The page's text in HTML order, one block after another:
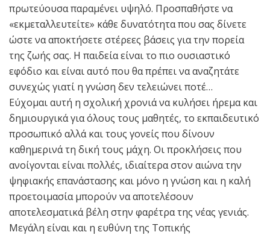
πρωτεύουσα παραμένει υψηλό. Προσπαθήστε να
«εκμεταλλευτείτε» κάθε δυνατότητα που σας δίνετε
ώστε να αποκτήσετε στέρεες βάσεις για την πορεία
της ζωής σας. Η παιδεία είναι το πιο ουσιαστικό
εφόδιο και είναι αυτό που θα πρέπει να αναζητάτε
συνεχώς γιατί η γνώση δεν τελειώνει ποτέ…
Εύχομαι αυτή η σχολική χρονιά να κυλήσει ήρεμα και
δημιουργικά για όλους τους μαθητές, το εκπαιδευτικό
προσωπικό αλλά και τους γονείς που δίνουν
καθημερινά τη δική τους μάχη. Οι προκλήσεις που
ανοίγονται είναι πολλές, ιδιαίτερα στον αιώνα την
ψηφιακής επανάστασης και μόνο η γνώση και η καλή
προετοιμασία μπορούν να αποτελέσουν
αποτελεσματικά βέλη στην φαρέτρα της νέας γενιάς.
Μεγάλη είναι και η ευθύνη της Τοπικής